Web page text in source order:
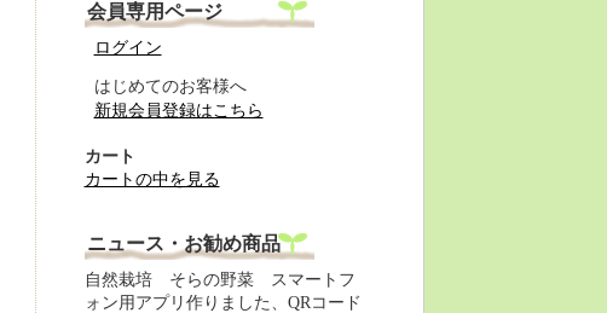
会員専用ページ
ログイン
はじめてのお客様へ
新規会員登録はこちら
カート
カートの中を見る
ニュース・お勧め商品
自然栽培 そらの野菜 スマートフ
ォン用アプリ作りました、QRコード